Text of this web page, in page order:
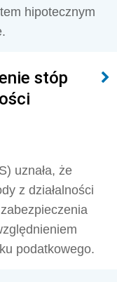
hipotecznym
stóp
uznała, że
z działalności
podatkowego.